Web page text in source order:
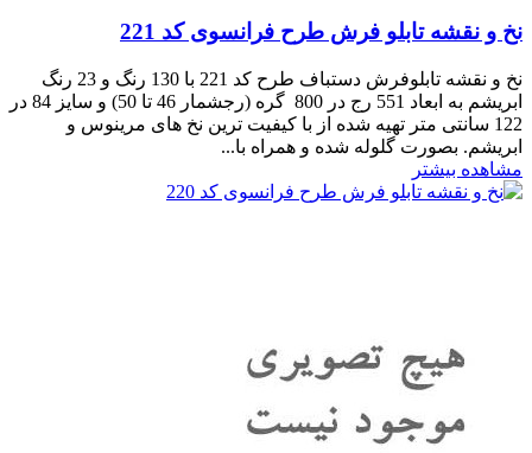
نخ و نقشه تابلو فرش طرح فرانسوی کد 221
نخ و نقشه تابلوفرش دستباف طرح کد 221 با 130 رنگ و 23 رنگ
ابریشم به ابعاد 551 رج در 800 گره (رجشمار 46 تا 50) و سایز 84 در
122 سانتی متر تهیه شده از با کیفیت ترین نخ های مرینوس و
ابریشم. بصورت گلوله شده و همراه با...
مشاهده بیشتر